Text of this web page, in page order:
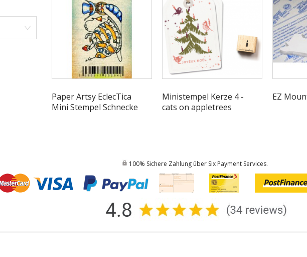
Paper Artsy EclecTica
Mini Stempel Schnecke
Ministempel Kerze 4 -
cats on appletrees
EZ
100% Sichere Zahlung über Six Payment Services.